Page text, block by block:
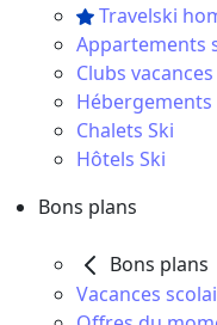
Travelski
Appartements
Clubs
Chalets Ski
Hôtels Ski
Bons plans
Bons plans
Vacances